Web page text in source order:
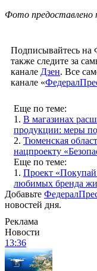
Фото
Подписывайтесь на
также следите за
канале Дзен. Все
канале «
Еще по теме:
1. В магазинах
продукции: меры
2. Тюменская
нацпроекту
Еще по теме:
1. Проект
любимых бренда
Добавьте
новостей дня.
Реклама
Новости
13:36